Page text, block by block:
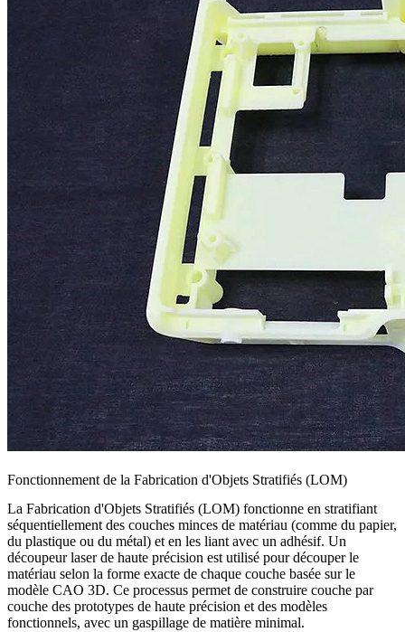
Fonctionnement de la Fabrication d'Objets Stratifiés (LOM)
La Fabrication d'Objets Stratifiés (LOM) fonctionne en stratifiant
séquentiellement des couches minces de matériau (comme du papier,
du plastique ou du métal) et en les liant avec un adhésif. Un
découpeur laser de haute précision est utilisé pour découper le
matériau selon la forme exacte de chaque couche basée sur le
modèle CAO 3D. Ce processus permet de construire couche par
couche des prototypes de haute précision et des modèles
fonctionnels, avec un gaspillage de matière minimal.